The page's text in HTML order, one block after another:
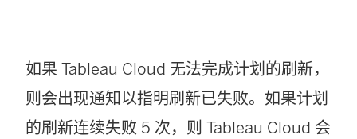
如果 Tableau Cloud 无法完成计划的刷新，
则会出现通知以指明刷新已失败。如果计划
的刷新连续失败 5 次，则 Tableau Cloud 会